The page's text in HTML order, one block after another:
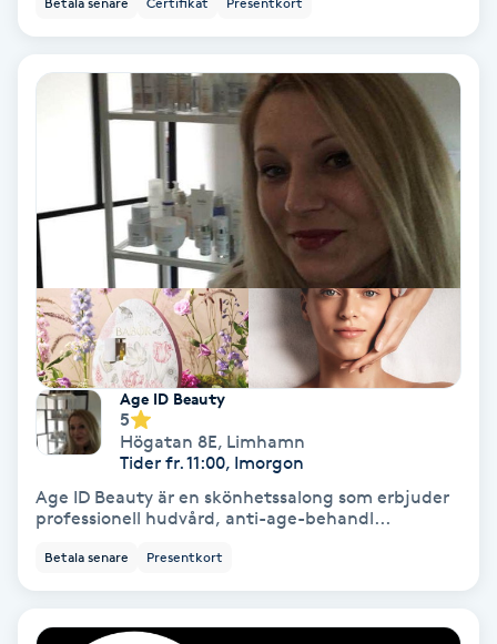
Babylights
Bambumassage
Barber
Barnklippning
BIAB
Age ID Beauty
5
Högatan 8E, Limhamn
Tider fr. 11:00, Imorgon
Age ID Beauty är en skönhetssalong som erbjuder
professionell hudvård, anti-age-behandl...
Betala senare Presentkort